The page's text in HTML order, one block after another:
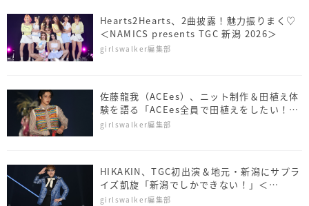
Hearts2Hearts、2曲披露！魅力振りまく♡
＜NAMICS presents TGC 新潟 2026＞
girlswalker編集部
佐藤⿓我（ACEes）、ニット制作＆田植え体
験を語る「ACEes全員で田植えをしたい！」
＜NAMICS presents TGC 新潟 2026＞
girlswalker編集部
HIKAKIN、TGC初出演＆地元・新潟にサプラ
イズ凱旋「新潟でしかできない！」＜
NAMICS presents TGC 新潟 2026＞
girlswalker編集部